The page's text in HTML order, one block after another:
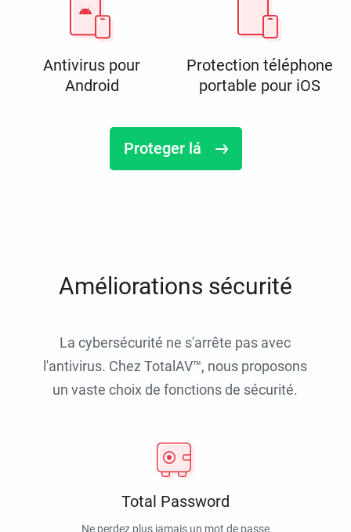
Antivirus pour
Android
Protection téléphone
portable pour iOS
Proteger lá
Améliorations sécurité
La cybersécurité ne s'arrête pas avec
l'antivirus. Chez TotalAV™, nous proposons
un vaste choix de fonctions de sécurité.
Total Password
Ne perdez plus jamais un mot de passe